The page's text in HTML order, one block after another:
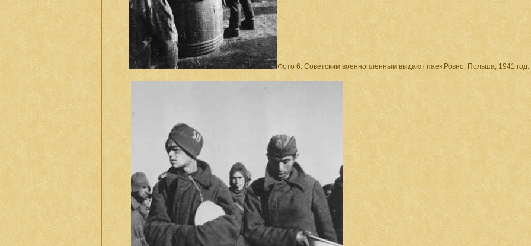
Фото 6. Советским военнопленным выдают паек.Ровно, Польша, 1941 год.